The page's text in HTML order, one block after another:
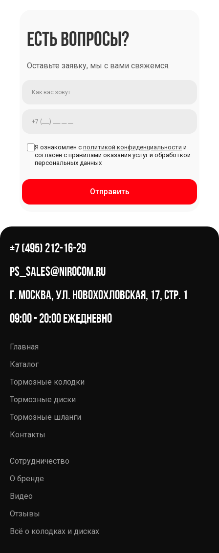
ЕСТЬ ВОПРОСЫ?
Оставьте заявку, мы с вами свяжемся.
Отправить
Я ознакомлен с политикой конфиденциальности и
согласен с правилами оказания услуг и обработкой
персональных данных
+7 (495) 212-16-29
ps_sales@nirocom.ru
г. Москва, ул. Новохохловская, 17, стр. 1
09:00 - 20:00 ежедневно
Главная
Каталог
Тормозные колодки
Тормозные диски
Тормозные шланги
Контакты
Сотрудничество
О бренде
Видео
Отзывы
Всё о колодках и дисках